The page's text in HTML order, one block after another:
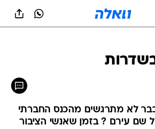
בשדרות
לא מתרגשים מהכנס החברתי
שם עירם ? בזמן שאנשי הציבור